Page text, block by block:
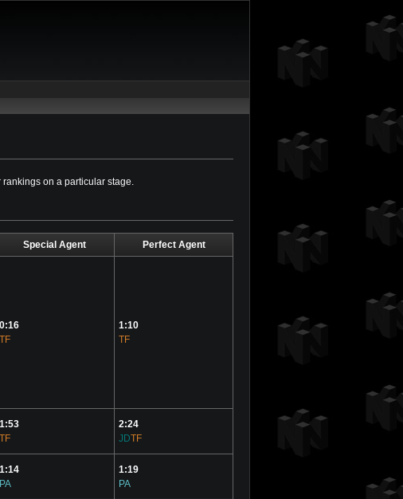
rankings on a particular stage.
Special Agent Perfect Agent
0:16
TF
1:10
TF
1:53
TF
2:24
JDTF
1:14
PA
1:19
PA